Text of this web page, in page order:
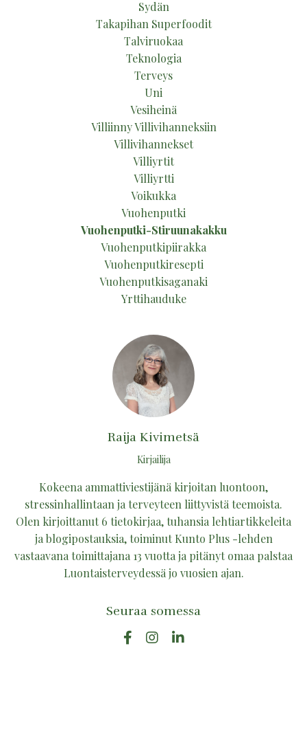
Sydän
Takapihan Superfoodit
Talviruokaa
Teknologia
Terveys
Uni
Vesiheinä
Villiinny Villivihanneksiin
Villivihannekset
Villiyrtit
Villiyrtti
Voikukka
Vuohenputki
Vuohenputki-Stiruunakakku
Vuohenputkipiirakka
Vuohenputkiresepti
Vuohenputkisaganaki
Yrttihauduke
Raija Kivimetsä
Kirjailija
Kokeena ammattiviestijänä kirjoitan luontoon,
stressinhallintaan ja terveyteen liittyvistä teemoista.
Olen kirjoittanut 6 tietokirjaa, tuhansia lehtiartikkeleita
ja blogipostauksia, toiminut Kunto Plus -lehden
vastaavana toimittajana 13 vuotta ja pitänyt omaa palstaa
Luontaisterveydessä jo vuosien ajan.
Seuraa somessa